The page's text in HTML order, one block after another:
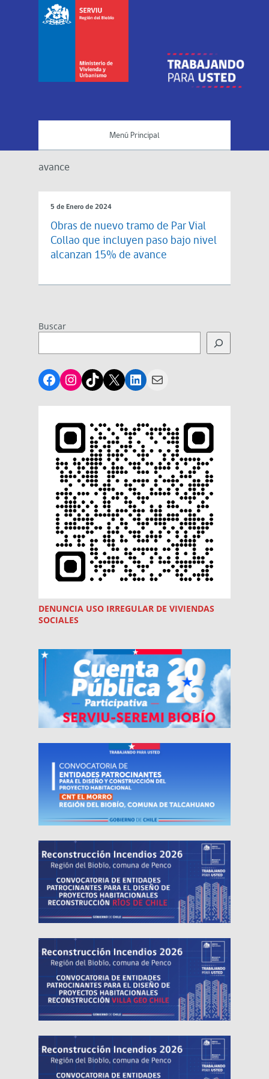
Menú Principal
avance
5 de Enero de 2024
Obras de nuevo tramo de Par Vial
Collao que incluyen paso bajo nivel
alcanzan 15% de avance
Buscar
Facebook
Instagram
TikTok
X LinkedIn
Mail
DENUNCIA USO IRREGULAR DE VIVIENDAS
SOCIALES